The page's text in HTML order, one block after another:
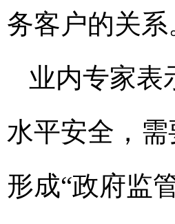
务客户的关系
业内专家表
水平安全，
形成“政府监